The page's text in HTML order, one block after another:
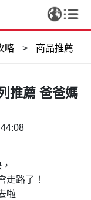
略 > 商品推薦
推薦 爸爸媽
走路了！
啦